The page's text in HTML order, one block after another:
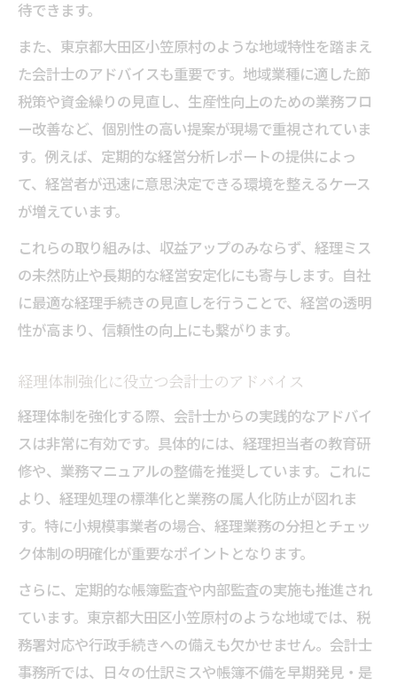
待できます。
また、東京都大田区小笠原村のような地域特性を踏まえ
た会計士のアドバイスも重要です。地域業種に適した節
税策や資金繰りの見直し、生産性向上のための業務フロ
ー改善など、個別性の高い提案が現場で重視されていま
す。例えば、定期的な経営分析レポートの提供によっ
て、経営者が迅速に意思決定できる環境を整えるケース
が増えています。
これらの取り組みは、収益アップのみならず、経理ミス
の未然防止や長期的な経営安定化にも寄与します。自社
に最適な経理手続きの見直しを行うことで、経営の透明
性が高まり、信頼性の向上にも繋がります。
経理体制強化に役立つ会計士のアドバイス
経理体制を強化する際、会計士からの実践的なアドバイ
スは非常に有効です。具体的には、経理担当者の教育研
修や、業務マニュアルの整備を推奨しています。これに
より、経理処理の標準化と業務の属人化防止が図れま
す。特に小規模事業者の場合、経理業務の分担とチェッ
ク体制の明確化が重要なポイントとなります。
さらに、定期的な帳簿監査や内部監査の実施も推進され
ています。東京都大田区小笠原村のような地域では、税
務署対応や行政手続きへの備えも欠かせません。会計士
事務所では、日々の仕訳ミスや帳簿不備を早期発見・是